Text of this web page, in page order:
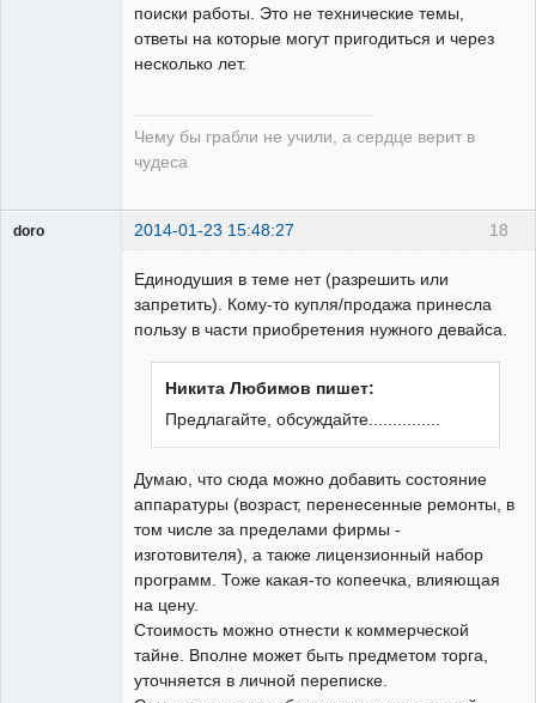
поиски работы. Это не технические темы,
ответы на которые могут пригодиться и через
несколько лет.
Чему бы грабли не учили, а сердце верит в
чудеса
18
doro 2014-01-23 15:48:27
Единодушия в теме нет (разрешить или
запретить). Кому-то купля/продажа принесла
пользу в части приобретения нужного девайса.
Никита Любимов пишет:
Предлагайте, обсуждайте...............
Думаю, что сюда можно добавить состояние
аппаратуры (возраст, перенесенные ремонты, в
том числе за пределами фирмы -
изготовителя), а также лицензионный набор
программ. Тоже какая-то копеечка, влияющая
на цену.
Стоимость можно отнести к коммерческой
тайне. Вполне может быть предметом торга,
уточняется в личной переписке.